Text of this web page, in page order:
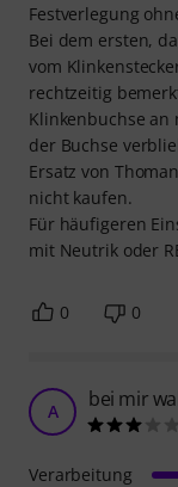
Festverlegung
Bei dem ersten,
vom
rechtzeitig
Klinkenbuchse an
der Buchse
Ersatz von
nicht kaufen.
Für häufigeren
mit Neutrik oder
0 0
A bei mir
Verarbeitung